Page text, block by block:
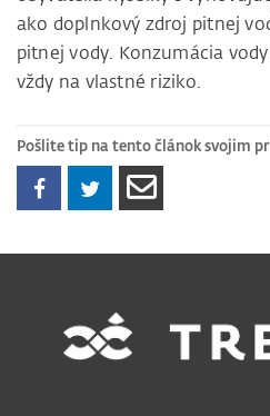
ako doplnkový zdroj pitnej
pitnej vody. Konzumácia
vždy na vlastné riziko.
Pošlite tip na tento článok svojim